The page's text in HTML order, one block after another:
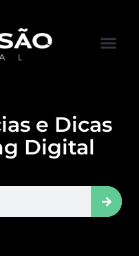
e Dicas
Digital